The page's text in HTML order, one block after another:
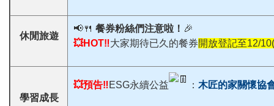
休閒旅遊
📢🍴 餐券粉絲們注意啦！ 🎉
💥HOT‼️大家期待已久的餐券開放登記至12/
學習成長
💥預告‼️ESG永續公益 ： 木匠的家關懷協